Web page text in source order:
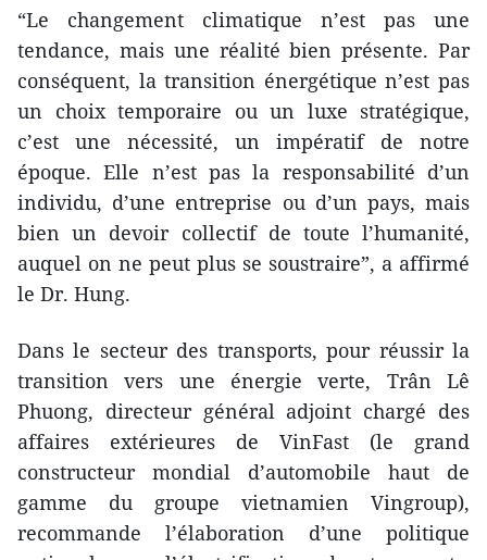
“Le changement climatique n’est pas une
tendance, mais une réalité bien présente. Par
conséquent, la transition énergétique n’est pas
un choix temporaire ou un luxe stratégique,
c’est une nécessité, un impératif de notre
époque. Elle n’est pas la responsabilité d’un
individu, d’une entreprise ou d’un pays, mais
bien un devoir collectif de toute l’humanité,
auquel on ne peut plus se soustraire”, a affirmé
le Dr. Hung.
Dans le secteur des transports, pour réussir la
transition vers une énergie verte, Trân Lê
Phuong, directeur général adjoint chargé des
affaires extérieures de VinFast (le grand
constructeur mondial d’automobile haut de
gamme du groupe vietnamien Vingroup),
recommande l’élaboration d’une politique